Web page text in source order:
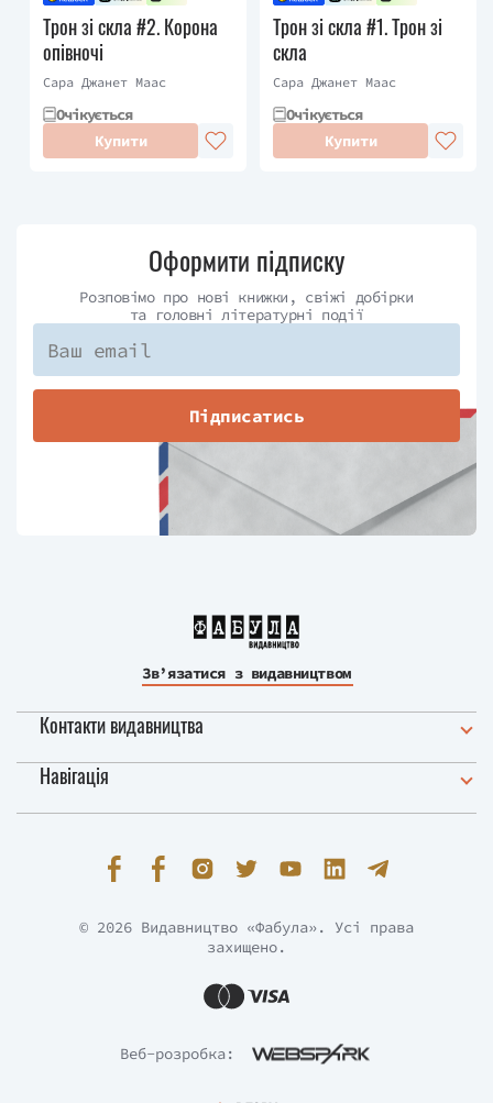
Трон зі скла #2. Корона
опівночі
Сара Джанет Маас
Очікується
Купити
Трон зі скла #1. Трон зі
скла
Сара Джанет Маас
Очікується
Купити
Оформити підписку
Розповімо про нові книжки, свіжі добірки
та головні літературні події
Підписатись
Зв’язатися з видавництвом
Контакти видавництва
Навігація
Веб-розробка:
© 2026 Видавництво «Фабула». Усі права
захищено.